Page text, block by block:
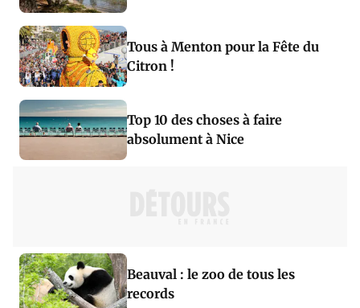
Tous à Menton pour la Fête du
Citron !
Top 10 des choses à faire
absolument à Nice
Beauval : le zoo de tous les
records